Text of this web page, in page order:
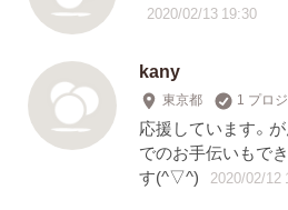
2020/02/13 19:30
kany
東京都 1 プロ
応援しています。
でのお手伝いもで
す(^▽^)
2020/02/12